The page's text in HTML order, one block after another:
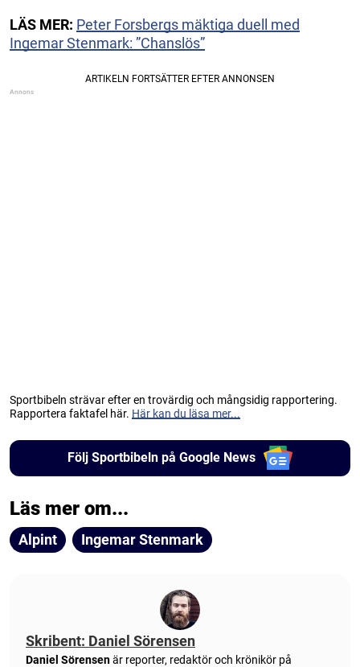
LÄS MER: Peter Forsbergs mäktiga duell med
Ingemar Stenmark: ”Chanslös”
Sportbibeln strävar efter en trovärdig och mångsidig rapportering.
Rapportera faktafel här. Här kan du läsa mer...
Följ Sportbibeln på Google News
Läs mer om...
Alpint Ingemar Stenmark
Skribent: Daniel Sörensen
Daniel Sörensenär reporter, redaktör och krönikör på